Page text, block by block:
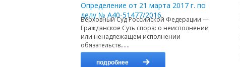
Определение от 21 марта 2017 г. по
делу № А40-51477/2016
Верховный Суд Российской Федерации —
Гражданское Суть спора: о неисполнении
или ненадлежащем исполнении
обязательств…...
подробнее